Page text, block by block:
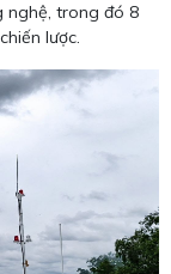
nghệ, trong đó 8
lược.